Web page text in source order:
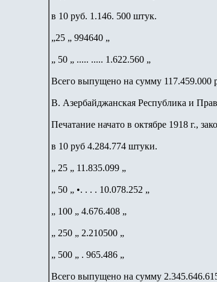
в 10 руб. 1.146. 500 штук.
„25 „ 994640 „
„ 50 „ ..... ..... 1.622.560 „
Всего выпущено на сумму 117.459.000
В. Азербайджанская Республика и
Печатание начато в октябре 1918 г.,
в 10 руб 4.284.774 штуки.
„ 25 „ 11.835.099 „
„ 50 „ •. . . . 10.078.252 „
„ 100 „ 4.676.408 „
„ 250 „ 2.210500 „
„ 500 „ . 965.486 „
Всего выпущено на сумму